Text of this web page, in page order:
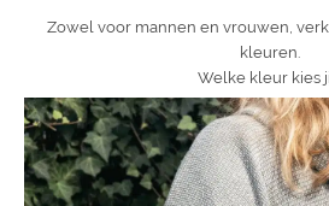
Zowel voor mannen en vrouwen,
kleuren.
Welke kleur kies